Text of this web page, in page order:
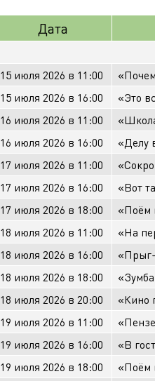
Дата
15 июля 2026 в 11:00
15 июля 2026 в 16:00
«Это
16 июля 2026 в 11:00
16 июля 2026 в 16:00
«Делу
17 июля 2026 в 11:00
17 июля 2026 в 16:00
«Вот
17 июля 2026 в 18:00
«Поём
18 июля 2026 в 11:00
«На
18 июля 2026 в 16:00
18 июля 2026 в 18:00
18 июля 2026 в 20:00
«Кино
19 июля 2026 в 11:00
19 июля 2026 в 16:00
«В
19 июля 2026 в 18:00
«Поём